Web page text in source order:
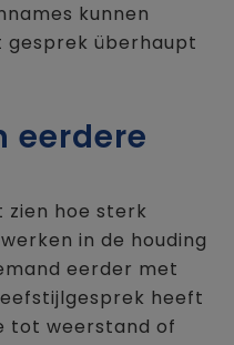
kunnen
gesprek überhaupt
eerdere
hoe sterk
in de houding
eerder met
heeft
tot weerstand of